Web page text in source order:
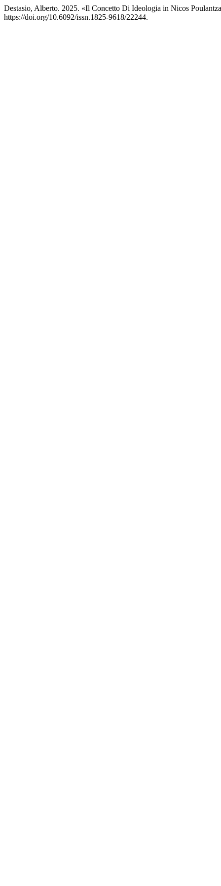
Destasio, Alberto. 2025. «Il Concetto Di Ideologia in Nicos
https://doi.org/10.6092/issn.1825-9618/22244.